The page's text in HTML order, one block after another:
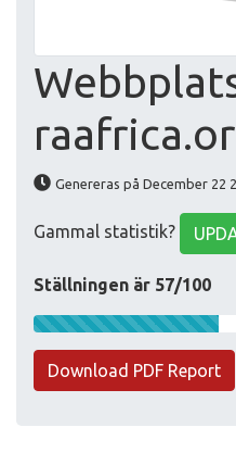
Genereras på December 22
Gammal statistik?
Ställningen är 57/100
Download PDF Report